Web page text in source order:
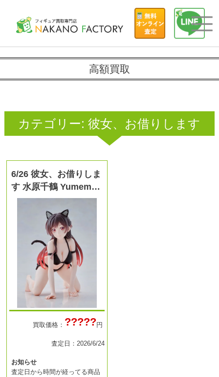
高額買取
カテゴリー:彼女、お借りします
6/26 彼女、お借りしま
す 水原千鶴 Yumem…
買取価格： ?????円
査定日：2026/6/24
お知らせ
査定日から時間が経ってる商品